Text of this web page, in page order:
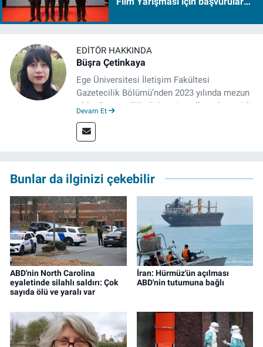
EDITÖR HAKKINDA
Büşra Çetinkaya
Ege Üniversitesi İletişim Fakültesi
Gazetecilik Bölümü’nden 2023 yılında mezun
oldu. Gazeteciliğe üniversite yıllarında çeşitli
Meslek hayatına 2023'te İzmir'de başlayan
gazeteci, halen izgazete.net’te editör olarak
Devam Et
Bunlar da ilginizi çekebilir
ABD'nin North Carolina
eyaletinde silahlı saldırı: Çok
sayıda ölü ve yaralı var
İran: Hürmüz'ün açılması
ABD'nin tutumuna bağlı